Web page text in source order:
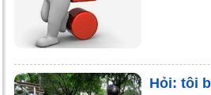
Hỏi: tôi